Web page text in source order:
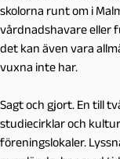
skolorna runt om i
vårdnadshavare eller
det kan även vara
vuxna inte har.
Sagt och gjort. En till
studiecirklar och
föreningslokaler.